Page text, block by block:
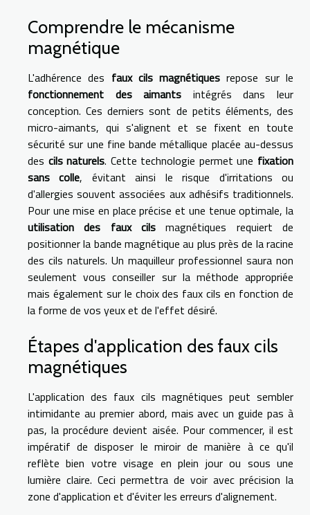
Comprendre le mécanisme
magnétique
L'adhérence des faux cils magnétiques repose sur le
fonctionnement des aimants intégrés dans leur
conception. Ces derniers sont de petits éléments, des
micro-aimants, qui s'alignent et se fixent en toute
sécurité sur une fine bande métallique placée au-dessus
des cils naturels. Cette technologie permet une fixation
sans colle, évitant ainsi le risque d'irritations ou
d'allergies souvent associées aux adhésifs traditionnels.
Pour une mise en place précise et une tenue optimale, la
utilisation des faux cils magnétiques requiert de
positionner la bande magnétique au plus près de la racine
des cils naturels. Un maquilleur professionnel saura non
seulement vous conseiller sur la méthode appropriée
mais également sur le choix des faux cils en fonction de
la forme de vos yeux et de l'effet désiré.
Étapes d'application des faux cils
magnétiques
L'application des faux cils magnétiques peut sembler
intimidante au premier abord, mais avec un guide pas à
pas, la procédure devient aisée. Pour commencer, il est
impératif de disposer le miroir de manière à ce qu'il
reflète bien votre visage en plein jour ou sous une
lumière claire. Ceci permettra de voir avec précision la
zone d'application et d'éviter les erreurs d'alignement.